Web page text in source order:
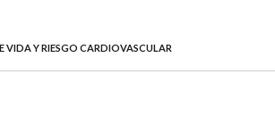
VIDA Y RIESGO CARDIOVASCULAR